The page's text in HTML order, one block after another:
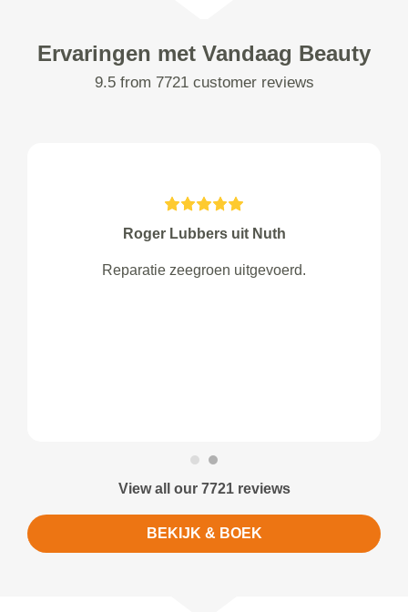
Ervaringen met Vandaag Beauty
9.5 from 7721 customer reviews
Roger Lubbers uit Nuth
Reparatie zeegroen uitgevoerd.
View all our 7721 reviews
BEKIJK & BOEK